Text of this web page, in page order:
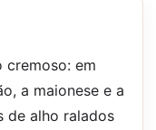
cremoso: em
a maionese e a
de alho ralados